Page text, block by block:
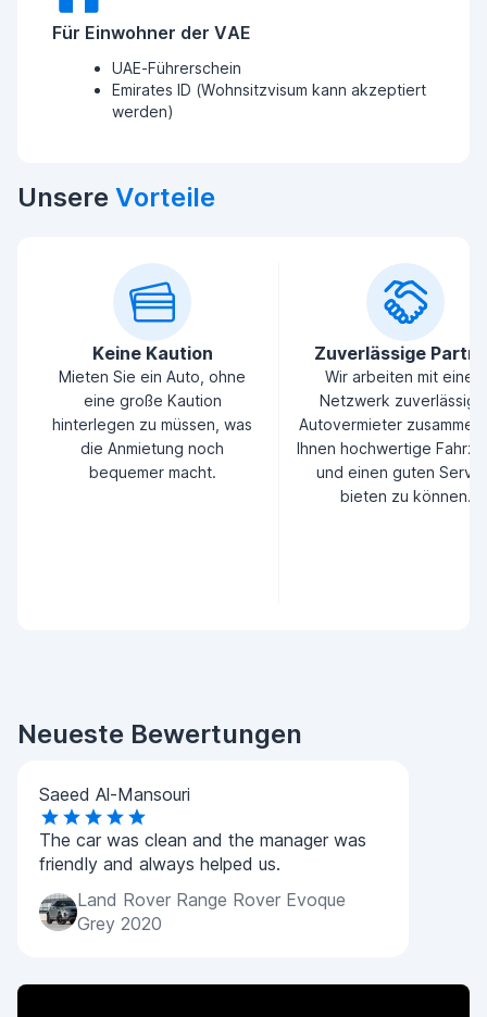
Für Einwohner der VAE
UAE-Führerschein
Emirates ID (Wohnsitzvisum kann akzeptiert
werden)
Unsere Vorteile
Keine Kaution
Mieten Sie ein Auto, ohne
eine große Kaution
hinterlegen zu müssen, was
die Anmietung noch
bequemer macht.
Zuverlässige
Wir arbeiten mit einem
Netzwerk
Autovermieter
Ihnen hochwertige
und einen guten
bieten zu können.
Neueste Bewertungen
Saeed Al-Mansouri
The car was clean and the manager was
friendly and always helped us.
Land Rover Range Rover Evoque
Grey 2020